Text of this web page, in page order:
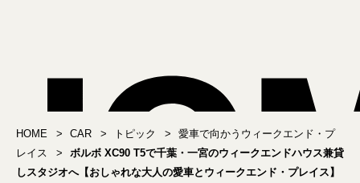
HOME CAR トピック
愛車で向かうウィークエンド・プ
レイス
ボルボ XC90 T5で千葉・一宮のウィークエンドハウス兼貸
しスタジオへ【おしゃれな大人の愛車とウィークエンド・プレイス】